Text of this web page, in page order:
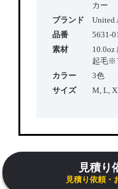
カー
ブランド
United
品番
5631-
素材
10.0oz
起毛※
カラー
3色
サイズ
M, L,
見積り
見積り依頼・